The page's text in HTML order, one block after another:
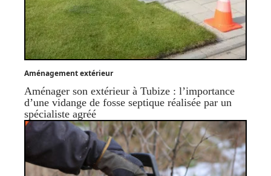
Aménagement extérieur
Aménager son extérieur à Tubize : l’importance
d’une vidange de fosse septique réalisée par un
spécialiste agréé